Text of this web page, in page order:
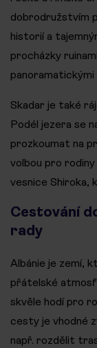
dobrodružstvím
historií a
procházky
panoramatickými
Skadar je také
Podél jezera se
prozkoumat na
volbou pro
vesnice Shiroka,
Cestování
rady
Albánie je zemí,
přátelské
skvěle hodí pro
cesty je vhodné
např. rozdělit